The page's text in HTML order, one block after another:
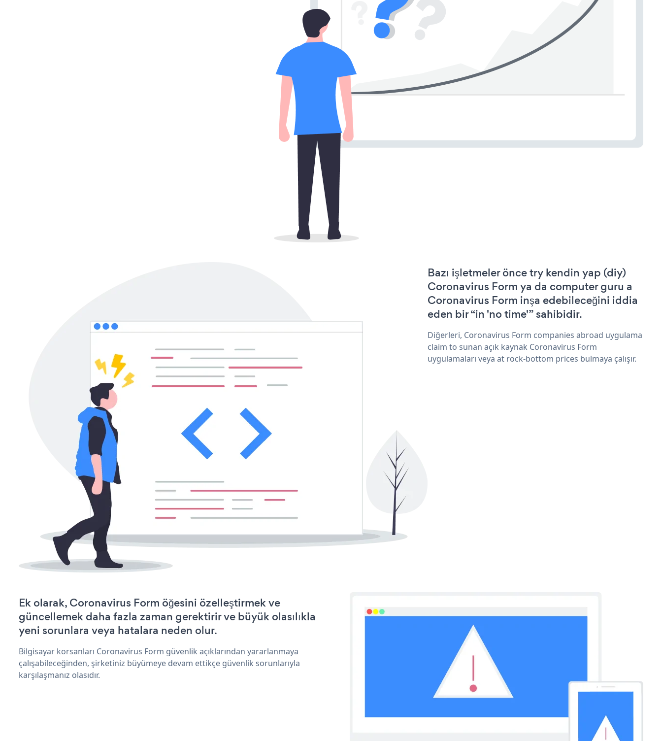
Bazı işletmeler önce try kendin yap (diy)
Coronavirus Form ya da computer guru a
Coronavirus Form inşa edebileceğini iddia
eden bir “in 'no time'” sahibidir.
Diğerleri, Coronavirus Form companies abroad uygulama
claim to sunan açık kaynak Coronavirus Form
uygulamaları veya at rock-bottom prices bulmaya çalışır.
Ek olarak, Coronavirus Form öğesini özelleştirmek ve
güncellemek daha fazla zaman gerektirir ve büyük olasılıkla
yeni sorunlara veya hatalara neden olur.
Bilgisayar korsanları Coronavirus Form güvenlik açıklarından yararlanmaya
çalışabileceğinden, şirketiniz büyümeye devam ettikçe güvenlik sorunlarıyla
karşılaşmanız olasıdır.